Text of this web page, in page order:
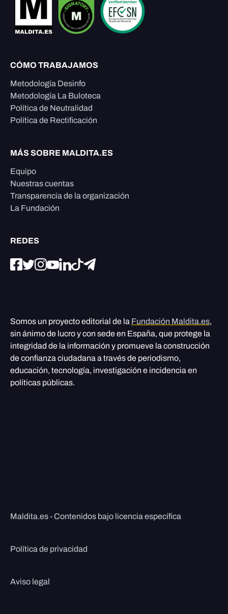
CÓMO TRABAJAMOS
Metodología Desinfo
Metodología La Buloteca
Política de Neutralidad
Política de Rectificación
MÁS SOBRE MALDITA.ES
Equipo
Nuestras cuentas
Transparencia de la organización
La Fundación
REDES
Somos un proyecto editorial de la Fundación Maldita.es,
sin ánimo de lucro y con sede en España, que protege la
integridad de la información y promueve la construcción
de confianza ciudadana a través de periodismo,
educación, tecnología, investigación e incidencia en
políticas públicas.
Maldita.es - Contenidos bajo licencia específica
Política de privacidad
Aviso legal